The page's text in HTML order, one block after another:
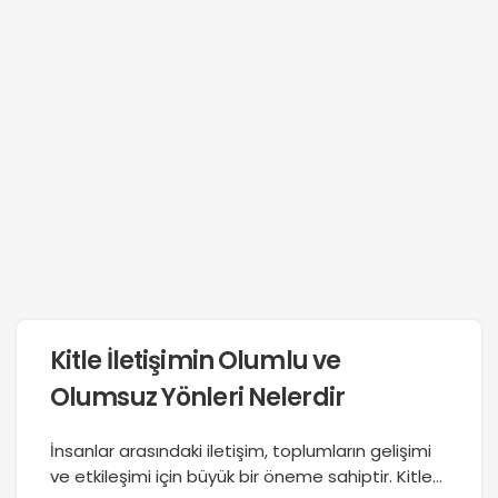
Kitle İletişimin Olumlu ve
Olumsuz Yönleri Nelerdir
İnsanlar arasındaki iletişim, toplumların gelişimi
ve etkileşimi için büyük bir öneme sahiptir. Kitle